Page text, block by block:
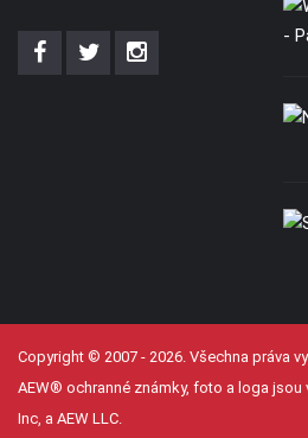
Copyright © 2007 - 2026. Všechna práva
AEW® ochranné známky, foto a loga jsou
Inc, a AEW LLC.